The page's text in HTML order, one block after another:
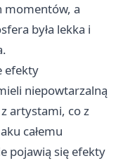
momentów, a
była lekka i
efekty
niepowtarzalną
artystami, co z
całemu
pojawią się efekty